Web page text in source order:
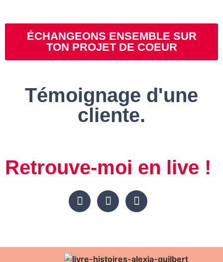
ÉCHANGEONS ENSEMBLE SUR
TON PROJET DE COEUR
Témoignage d'une
cliente.
Retrouve-moi en live !